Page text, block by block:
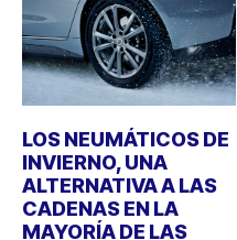
LOS NEUMÁTICOS DE
INVIERNO, UNA
ALTERNATIVA A LAS
CADENAS EN LA
MAYORÍA DE LAS